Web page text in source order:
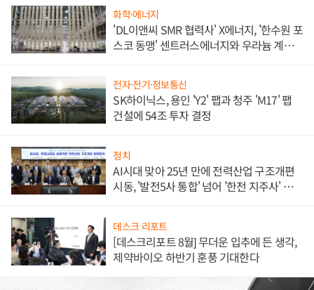
화학·에너지
'DL이앤씨 SMR 협력사' X에너지, '한수원 포
스코 동맹' 센트러스에너지와 우라늄 계약
전자·전기·정보통신
SK하이닉스, 용인 'Y2' 팹과 청주 'M17' 팹
건설에 54조 투자 결정
정치
AI시대 맞아 25년 만에 전력산업 구조개편
시동, '발전5사 통합' 넘어 '한전 지주사' 재편
데스크 리포트
[데스크리포트 8월] 무더운 입추에 든 생각,
제약바이오 하반기 훈풍 기대한다